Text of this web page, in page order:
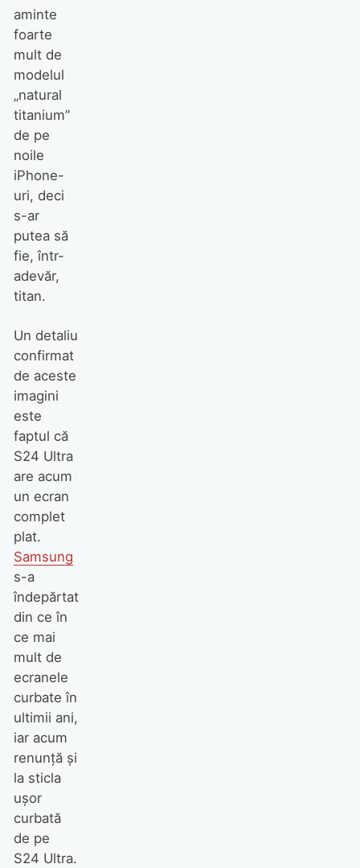
aminte
foarte
mult de
modelul
„natural
titanium”
de pe
noile
iPhone-
uri, deci
s-ar
putea să
fie, într-
adevăr,
titan.
Un detaliu
confirmat
de aceste
imagini
este
faptul că
S24 Ultra
are acum
un ecran
complet
plat.
Samsung
s-a
îndepărtat
din ce în
ce mai
mult de
ecranele
curbate în
ultimii ani,
iar acum
renunță și
la sticla
ușor
curbată
de pe
S24 Ultra.